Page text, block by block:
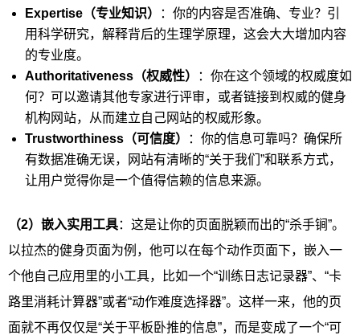
Expertise（专业知识）
：你的内容是否准确、专业？引
用科学研究，解释背后的生理学原理，这会大大增加内容
的专业度。
Authoritativeness（权威性）
：你在这个领域的权威度如
何？可以邀请其他专家进行评审，或者链接到权威的健身
机构网站，从而建立自己网站的权威形象。
Trustworthiness（可信度）
：你的信息可靠吗？确保所
有数据准确无误，网站有清晰的“关于我们”和联系方式，
让用户觉得你是一个值得信赖的信息来源。
（2）嵌入实用工具：这是让你的页面脱颖而出的“杀手锏”。
以拉杰的健身页面为例，他可以在每个动作页面下，嵌入一
个他自己应用里的小工具，比如一个“训练日志记录器”、“卡
路里消耗计算器”或者“动作难度选择器”。这样一来，他的页
面就不再仅仅是“关于平板卧推的信息”，而是变成了一个“可